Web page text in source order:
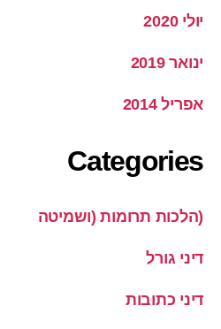
יולי 2020
ינואר 2019
אפריל 2014
Categories
(הלכות תרומות (ושמיטה
דיני גורל
דיני כתובות